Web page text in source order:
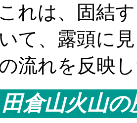
れは、固結
て、露頭に
流れを反映
田倉山火山の